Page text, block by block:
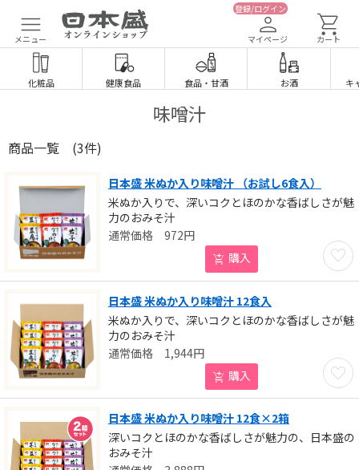
メニュー
登録/ログイン
マイページ カート
化粧品 健康食品 食品・ 甘酒 お酒 キ
味噌汁
商品一覧 (3件)
日本盛 米ぬか入り味噌汁 （お試し6食入）
米ぬか入りで、深いコクとほのかな香ばしさが魅
力のおみそ汁
お気
972円
購入
日本盛 米ぬか入り味噌汁 12食入
米ぬか入りで、深いコクとほのかな香ばしさが魅
力のおみそ汁
お気
1,944円
購入
日本盛 米ぬか入り味噌汁 12食×2箱
深いコクとほのかな香ばしさが魅力の、日本盛の
おみそ汁